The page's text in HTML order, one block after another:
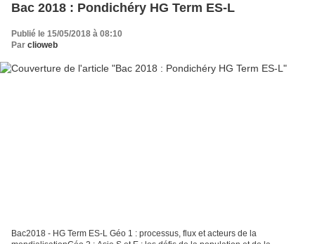
Bac 2018 : Pondichéry HG Term ES-L
Publié le 15/05/2018 à 08:10
Par clioweb
Bac2018 - HG Term ES-L Géo 1 : processus, flux et acteurs de la